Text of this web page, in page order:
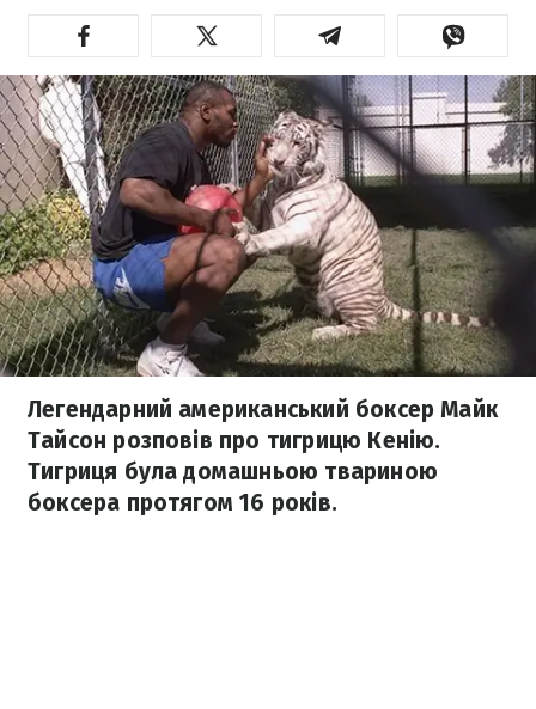
Легендарний американський боксер Майк
Тайсон розповів про тигрицю Кенію.
Тигриця була домашньою твариною
боксера протягом 16 років.